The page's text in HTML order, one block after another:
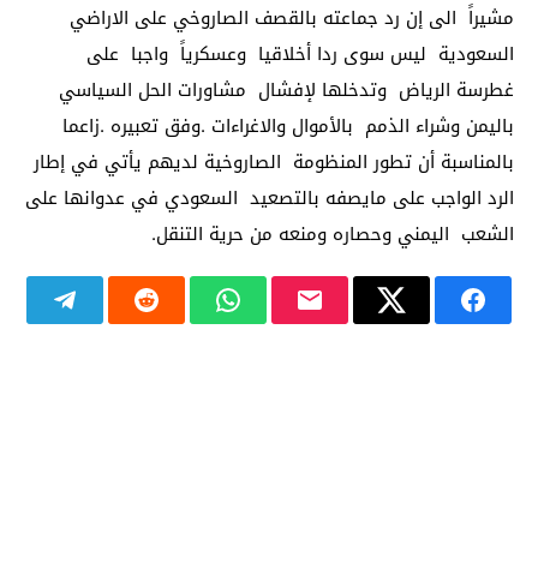
مشيراً الى إن رد جماعته بالقصف الصاروخي على الاراضي
السعودية ليس سوى ردا أخلاقيا وعسكرياً واجبا على
غطرسة الرياض وتدخلها لإفشال مشاورات الحل السياسي
باليمن وشراء الذمم بالأموال والاغراءات .وفق تعبيره .زاعما
بالمناسبة أن تطور المنظومة الصاروخية لديهم يأتي في إطار
الرد الواجب على مايصفه بالتصعيد السعودي في عدوانها على
الشعب اليمني وحصاره ومنعه من حرية التنقل.